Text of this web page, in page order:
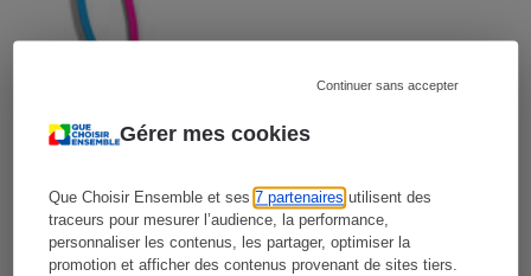
Gérer mes cookies
Que Choisir Ensemble et ses7 partenaires utilisent des
traceurs pour mesurer l’audience, la performance,
personnaliser les contenus, les partager, optimiser la
promotion et afficher des contenus provenant de sites tiers.
Continuer sans accepter